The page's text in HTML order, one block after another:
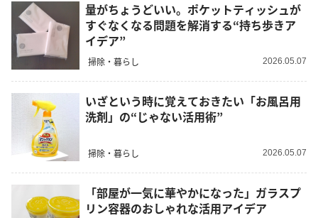
量がちょうどいい。ポケットティッシュが
すぐなくなる問題を解消する“持ち歩きア
イデア”
掃除・暮らし 2026.05.07
いざという時に覚えておきたい「お風呂用
洗剤」の“じゃない活用術”
掃除・暮らし 2026.05.07
「部屋が一気に華やかになった」ガラスプ
リン容器のおしゃれな活用アイデア